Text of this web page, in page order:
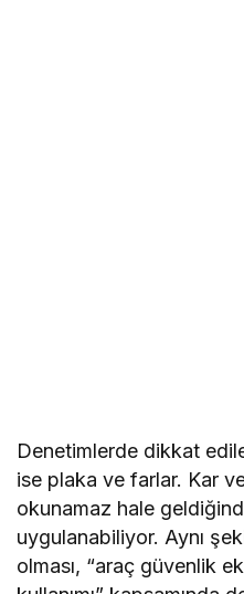
Denetimlerde dikkat
ise plaka ve farlar. Kar
okunamaz hale
uygulanabiliyor. Aynı
olması, “araç güvenlik